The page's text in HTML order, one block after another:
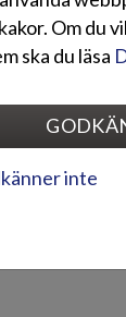
Om du
ska du läsa
inte